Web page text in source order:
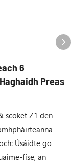
6
Preas
scoket Z1 den
Úsáidte go
físe, an